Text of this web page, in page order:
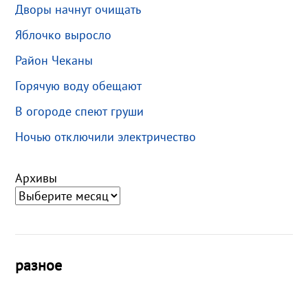
Дворы начнут очищать
Яблочко выросло
Район Чеканы
Горячую воду обещают
В огороде спеют груши
Ночью отключили электричество
Архивы
разное